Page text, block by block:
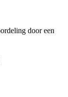
door een